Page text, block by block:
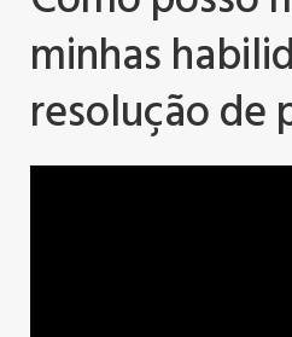
minhas
resolução de